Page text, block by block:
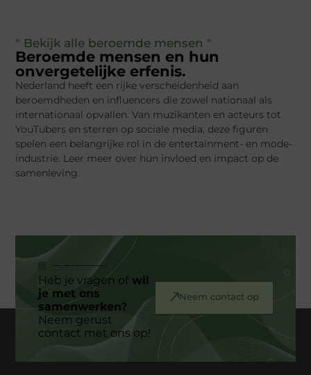
" Bekijk alle beroemde mensen "
Beroemde mensen en hun
onvergetelijke erfenis.
Nederland heeft een rijke verscheidenheid aan
beroemdheden en influencers die zowel nationaal als
internationaal opvallen. Van muzikanten en acteurs tot
YouTubers en sterren op sociale media, deze figuren
spelen een belangrijke rol in de entertainment- en mode-
industrie. Leer meer over hun invloed en impact op de
samenleving.
Heb je vragen ofwil
je met ons
samenwerken?
Neem gerust
contact met ons op!
Neem contact op